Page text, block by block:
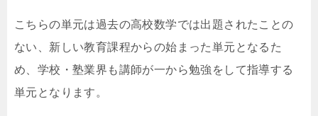
こちらの単元は過去の高校数学では出題されたことの
ない、新しい教育課程からの始まった単元となるた
め、学校・塾業界も講師が一から勉強をして指導する
単元となります。